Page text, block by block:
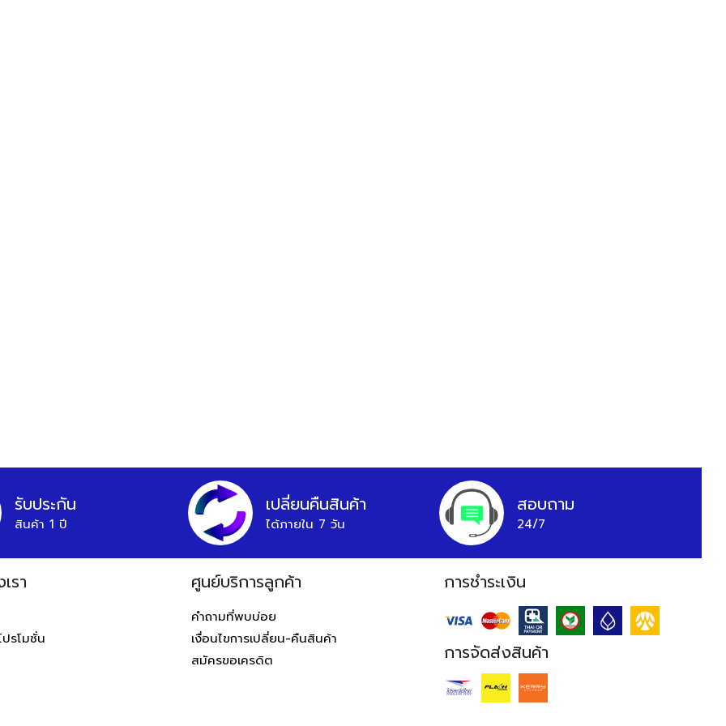
รับประกัน
สินค้า 1 ปี
เปลี่ยนคืนสินค้า
ได้ภายใน 7 วัน
สอบถาม
24/7
รา
ปรโมชั่น
ศูนย์บริการลูกค้า
คำถามที่พบบ่อย
เงื่อนไขการเปลี่ยน-คืนสินค้า
สมัครขอเครดิต
การชำระเงิน
การจัดส่งสินค้า